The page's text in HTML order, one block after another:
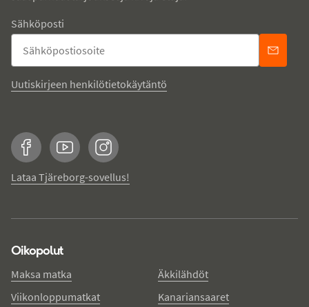
Sähköposti
Uutiskirjeen henkilötietokäytäntö
FacebookYouTubeInstagram
Lataa Tjäreborg-sovellus!
Oikopolut
Maksa matka
Viikonloppumatkat
Äkkilähdöt
Kanariansaaret